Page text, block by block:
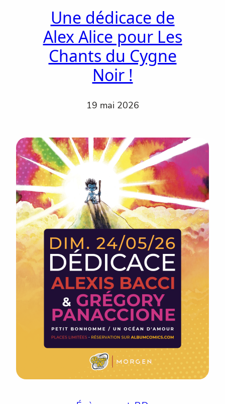
Une dédicace de
Alex Alice pour Les
Chants du Cygne
Noir !
19 mai 2026